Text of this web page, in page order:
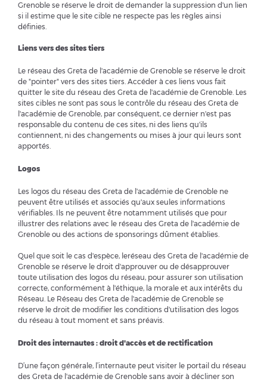
Grenoble se réserve le droit de demander la suppression d'un lien
si il estime que le site cible ne respecte pas les règles ainsi
définies.
Liens vers des sites tiers
Le réseau des Greta de l'académie de Grenoble se réserve le droit
de "pointer" vers des sites tiers. Accéder à ces liens vous fait
quitter le site du réseau des Greta de l'académie de Grenoble. Les
sites cibles ne sont pas sous le contrôle du réseau des Greta de
l'académie de Grenoble, par conséquent, ce dernier n'est pas
responsable du contenu de ces sites, ni des liens qu'ils
contiennent, ni des changements ou mises à jour qui leurs sont
apportés.
Logos
Les logos du réseau des Greta de l'académie de Grenoble ne
peuvent être utilisés et associés qu'aux seules informations
vérifiables. Ils ne peuvent être notamment utilisés que pour
illustrer des relations avec le réseau des Greta de l'académie de
Grenoble ou des actions de sponsorings dûment établies.
Quel que soit le cas d'espèce, leréseau des Greta de l'académie de
Grenoble se réserve le droit d'approuver ou de désapprouver
toute utilisation des logos du réseau, pour assurer son utilisation
correcte, conformément à l'éthique, la morale et aux intérêts du
Réseau. Le Réseau des Greta de l'académie de Grenoble se
réserve le droit de modifier les conditions d'utilisation des logos
du réseau à tout moment et sans préavis.
Droit des internautes : droit d'accès et de rectification
D’une façon générale, l’internaute peut visiter le portail du réseau
des Greta de l'académie de Grenoble sans avoir à décliner son